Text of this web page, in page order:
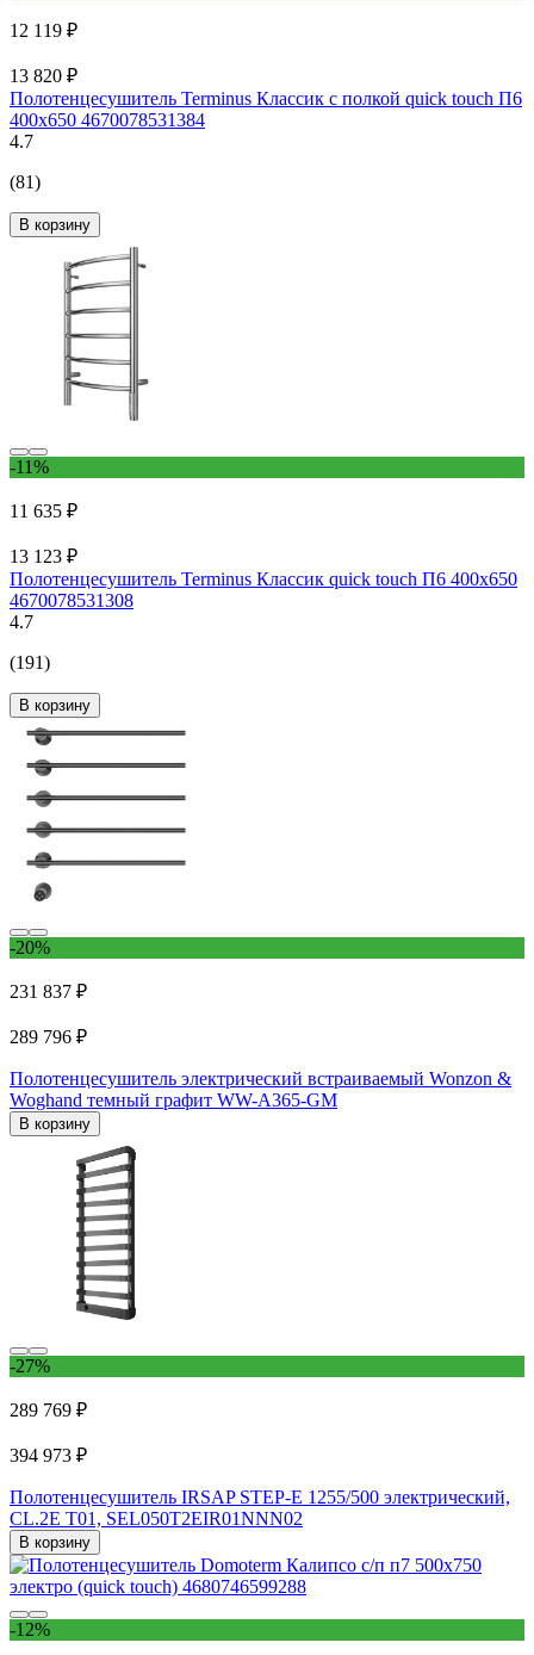
12 119 ₽
13 820 ₽
Полотенцесушитель Terminus Классик с полкой quick touch П6
400x650 4670078531384
4.7
(81)
В корзину
-11%
11 635 ₽
13 123 ₽
Полотенцесушитель Terminus Классик quick touch П6 400x650
4670078531308
4.7
(191)
В корзину
-20%
231 837 ₽
289 796 ₽
Полотенцесушитель электрический встраиваемый Wonzon &
Woghand темный графит WW-A365-GM
В корзину
-27%
289 769 ₽
394 973 ₽
Полотенцесушитель IRSAP STEP-E 1255/500 электрический,
CL.2E T01, SEL050T2EIR01NNN02
В корзину
-12%